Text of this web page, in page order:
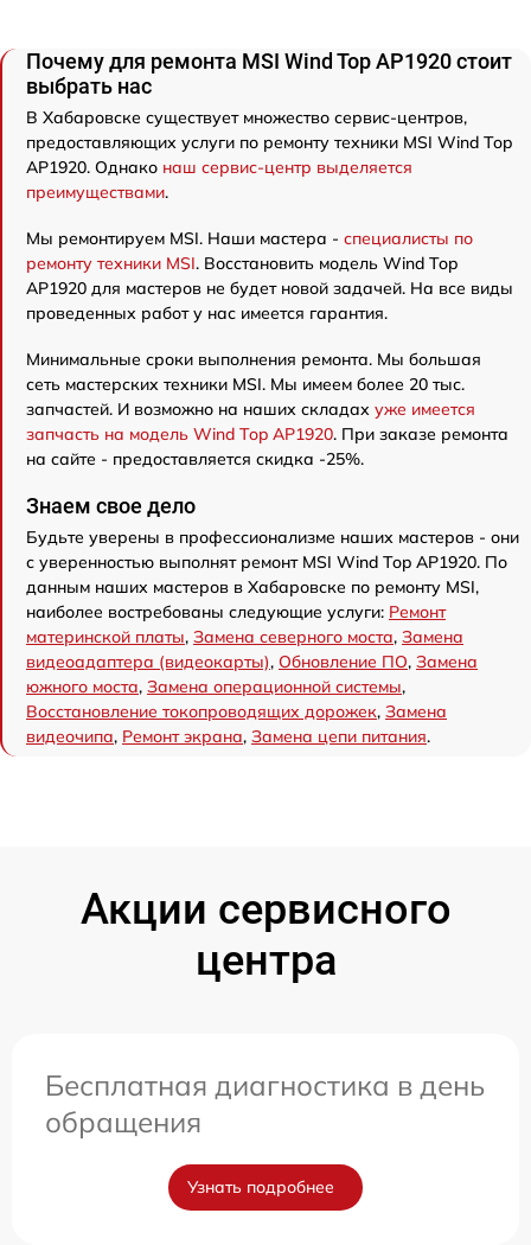
Почему для ремонта MSI Wind Top AP1920 стоит
выбрать нас
В Хабаровске существует множество сервис-центров,
предоставляющих услуги по ремонту техники MSI Wind Top
AP1920. Однако наш сервис-центр выделяется
преимуществами.
Мы ремонтируем MSI. Наши мастера - специалисты по
ремонту техники MSI. Восстановить модель Wind Top
AP1920 для мастеров не будет новой задачей. На все виды
проведенных работ у нас имеется гарантия.
Минимальные сроки выполнения ремонта. Мы большая
сеть мастерских техники MSI. Мы имеем более 20 тыс.
запчастей. И возможно на наших складах уже имеется
запчасть на модель Wind Top AP1920. При заказе ремонта
на сайте - предоставляется скидка -25%.
Знаем свое дело
Будьте уверены в профессионализме наших мастеров - они
с уверенностью выполнят ремонт MSI Wind Top AP1920. По
данным наших мастеров в Хабаровске по ремонту MSI,
наиболее востребованы следующие услуги: Ремонт
материнской платы, Замена северного моста, Замена
видеоадаптера (видеокарты), Обновление ПО, Замена
южного моста, Замена операционной системы,
Восстановление токопроводящих дорожек, Замена
видеочипа, Ремонт экрана, Замена цепи питания.
Акции сервисного
центра
Бесплатная диагностика в день
обращения
Узнать подробнее